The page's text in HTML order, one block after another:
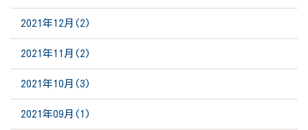
2021年12月(2)
2021年11月(2)
2021年10月(3)
2021年09月(1)